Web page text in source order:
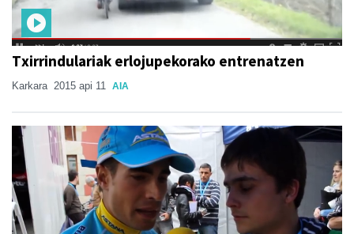
Txirrindulariak erlojupekorako entrenatzen
Karkara 2015 api 11 AIA